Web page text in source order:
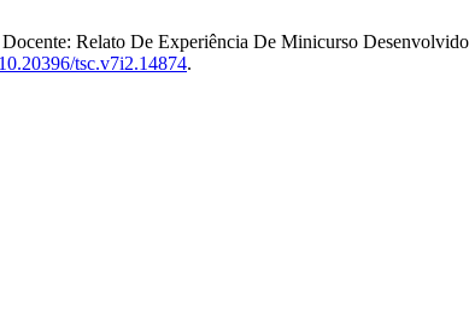
Relato De Experiência De Minicurso
tsc.v7i2.14874.